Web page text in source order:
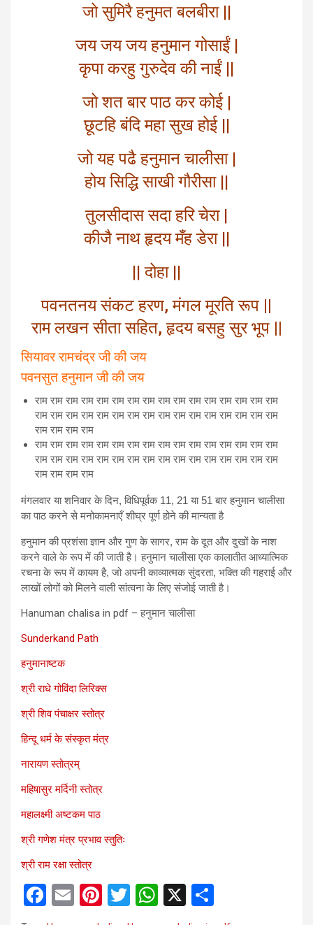
जो सुमिरै हनुमत बलबीरा ||
जय जय जय हनुमान गोसाईं |
कृपा करहु गुरुदेव की नाईं ||
जो शत बार पाठ कर कोई |
छूटहि बंदि महा सुख होई ||
जो यह पढै हनुमान चालीसा |
होय सिद्धि साखी गौरीसा ||
तुलसीदास सदा हरि चेरा |
कीजै नाथ हृदय मँह डेरा ||
|| दोहा ||
पवनतनय संकट हरण, मंगल मूरति रूप ||
राम लखन सीता सहित, हृदय बसहु सुर भूप ||
सियावर रामचंद्र जी की जय
पवनसुत हनुमान जी की जय
राम राम राम राम राम राम राम राम राम राम राम राम राम राम राम राम
राम राम राम राम राम राम राम राम राम राम राम राम राम राम राम राम
राम राम राम राम
राम राम राम राम राम राम राम राम राम राम राम राम राम राम राम राम
राम राम राम राम राम राम राम राम राम राम राम राम राम राम राम राम
राम राम राम राम
मंगलवार या शनिवार के दिन, विधिपूर्वक 11, 21 या 51 बार हनुमान चालीसा
का पाठ करने से मनोकामनाएँ शीघ्र पूर्ण होने की मान्यता है
हनुमान की प्रशंसा ज्ञान और गुण के सागर, राम के दूत और दुखों के नाश
करने वाले के रूप में की जाती है। हनुमान चालीसा एक कालातीत आध्यात्मिक
रचना के रूप में कायम है, जो अपनी काव्यात्मक सुंदरता, भक्ति की गहराई और
लाखों लोगों को मिलने वाली सांत्वना के लिए संजोई जाती है।
Hanuman chalisa in pdf – हनुमान चालीसा
Sunderkand Path
हनुमानाष्टक
श्री राधे गोविंदा लिरिक्स
श्री शिव पंचाक्षर स्तोत्र
हिन्दू धर्म के संस्कृत मंत्र
नारायण स्तोत्रम्
महिषासुर मर्दिनी स्तोत्र
महालक्ष्मी अष्टकम पाठ
श्री गणेश मंत्र प्रभाव स्तुतिः
श्री राम रक्षा स्तोत्र
F
a
E
Pi
nt
T
wi
W X
h